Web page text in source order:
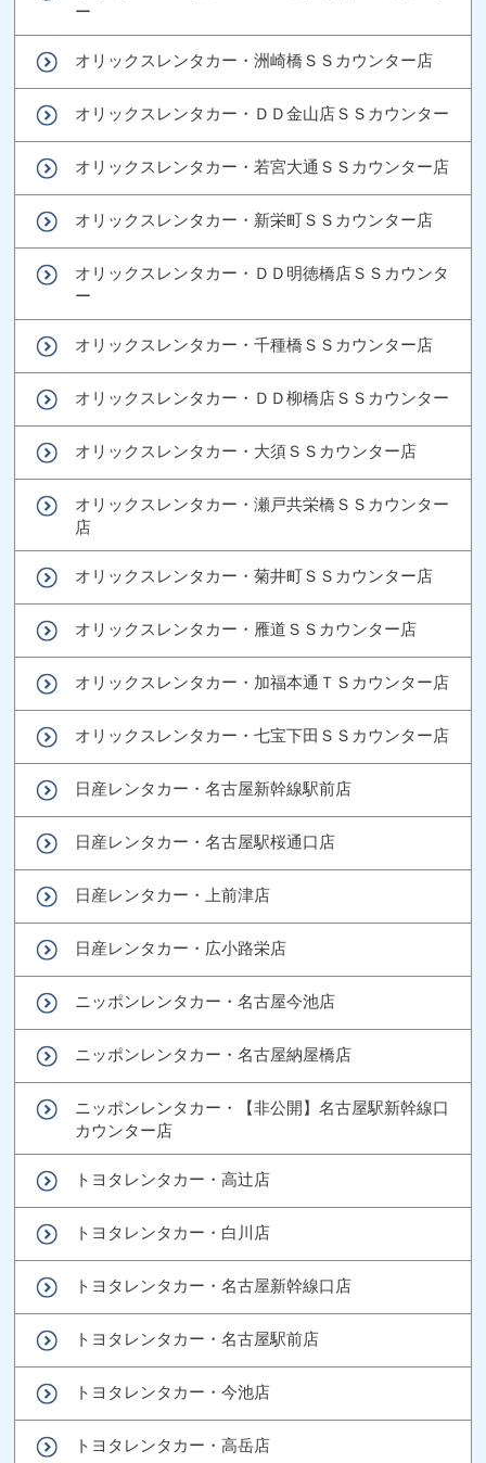
ー
オリックスレンタカー・洲崎橋ＳＳカウンター店
オリックスレンタカー・ＤＤ金山店ＳＳカウンター
オリックスレンタカー・若宮大通ＳＳカウンター店
オリックスレンタカー・新栄町ＳＳカウンター店
オリックスレンタカー・ＤＤ明徳橋店ＳＳカウンタ
ー
オリックスレンタカー・千種橋ＳＳカウンター店
オリックスレンタカー・ＤＤ柳橋店ＳＳカウンター
オリックスレンタカー・大須ＳＳカウンター店
オリックスレンタカー・瀬戸共栄橋ＳＳカウンター
店
オリックスレンタカー・菊井町ＳＳカウンター店
オリックスレンタカー・雁道ＳＳカウンター店
オリックスレンタカー・加福本通ＴＳカウンター店
オリックスレンタカー・七宝下田ＳＳカウンター店
日産レンタカー・名古屋新幹線駅前店
日産レンタカー・名古屋駅桜通口店
日産レンタカー・上前津店
日産レンタカー・広小路栄店
ニッポンレンタカー・名古屋今池店
ニッポンレンタカー・名古屋納屋橋店
ニッポンレンタカー・【非公開】名古屋駅新幹線口
カウンター店
トヨタレンタカー・高辻店
トヨタレンタカー・白川店
トヨタレンタカー・名古屋新幹線口店
トヨタレンタカー・名古屋駅前店
トヨタレンタカー・今池店
トヨタレンタカー・高岳店